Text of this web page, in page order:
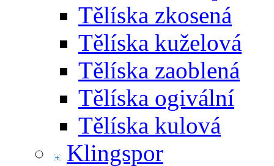
Tělíska zkosená
Tělíska kuželová
Tělíska zaoblená
Tělíska ogivální
Tělíska kulová
Klingspor